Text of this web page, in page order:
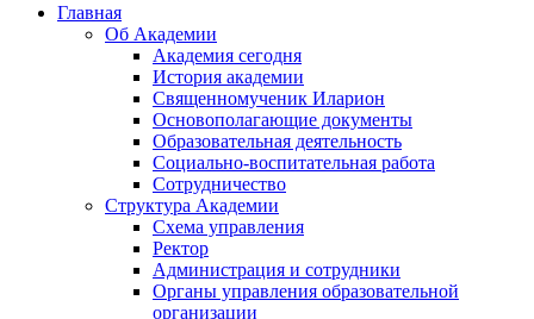
Главная
Об Академии
Академия сегодня
История академии
Священномученик Иларион
Основополагающие документы
Образовательная деятельность
Социально-воспитательная работа
Сотрудничество
Структура Академии
Схема управления
Ректор
Администрация и сотрудники
Органы управления образовательной
организации